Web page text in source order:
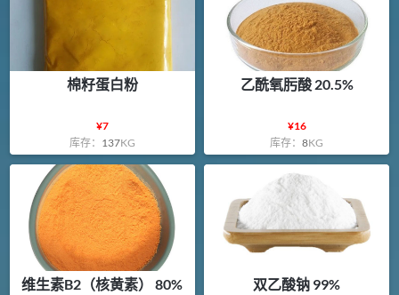
棉籽蛋白粉
¥7
库存： 137KG
乙酰氧肟酸 20.5%
¥16
库存：8KG
维生素B2（核黄素） 80% 双乙酸钠 99%